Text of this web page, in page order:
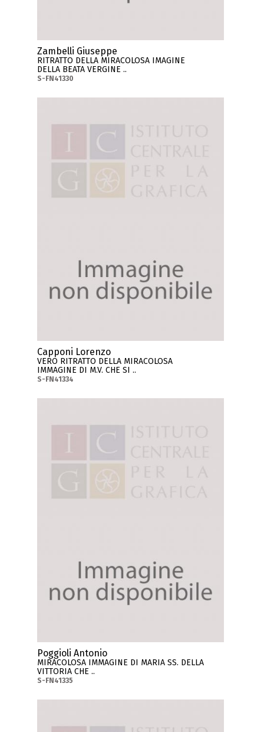
Zambelli Giuseppe
RITRATTO DELLA MIRACOLOSA IMAGINE
DELLA BEATA VERGINE ..
S-FN41330
Capponi Lorenzo
VERO RITRATTO DELLA MIRACOLOSA
IMMAGINE DI M.V. CHE SI ..
S-FN41334
Poggioli Antonio
MIRACOLOSA IMMAGINE DI MARIA SS. DELLA
VITTORIA CHE ..
S-FN41335